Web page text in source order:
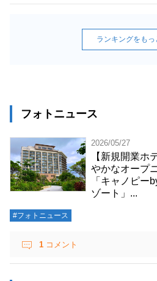
フォトニュース
2026/05/27
【新規開業ホ
やかなオープ
「キャノピー
ゾート」...
#フォトニュース
1 コメント